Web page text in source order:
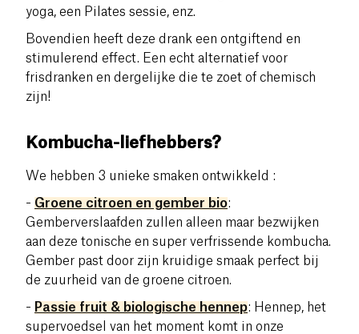
yoga, een Pilates sessie, enz.
Bovendien heeft deze drank een ontgiftend en
stimulerend effect. Een echt alternatief voor
frisdranken en dergelijke die te zoet of chemisch
zijn!
Kombucha-liefhebbers?
We hebben 3 unieke smaken ontwikkeld :
- Groene citroen en gember bio:
Gemberverslaafden zullen alleen maar bezwijken
aan deze tonische en super verfrissende kombucha.
Gember past door zijn kruidige smaak perfect bij
de zuurheid van de groene citroen.
- Passie fruit & biologische hennep: Hennep, het
supervoedsel van het moment komt in onze